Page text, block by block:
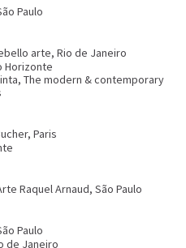
Paulo
arte, Rio de Janeiro
Horizonte
The modern & contemporary
Paris
Raquel Arnaud, São Paulo
Paulo
de Janeiro